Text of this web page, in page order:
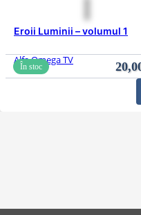
Eroii Luminii – volumul 1
Alfa Omega TV
În stoc